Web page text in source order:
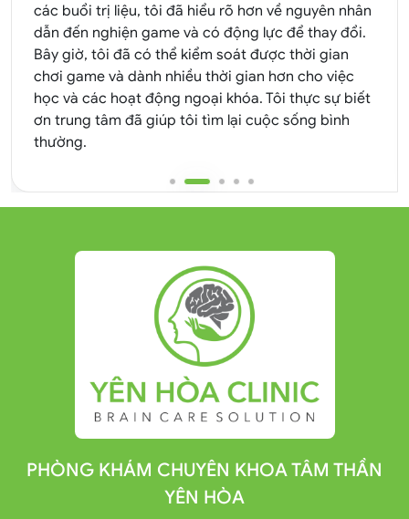
các buổi trị liệu, tôi đã hiểu rõ hơn về nguyên nhân
dẫn đến nghiện game và có động lực để thay đổi.
Bây giờ, tôi đã có thể kiểm soát được thời gian
chơi game và dành nhiều thời gian hơn cho việc
học và các hoạt động ngoại khóa. Tôi thực sự biết
ơn trung tâm đã giúp tôi tìm lại cuộc sống bình
thường.
PHÒNG KHÁM CHUYÊN KHOA TÂM THẦN
YÊN HÒA